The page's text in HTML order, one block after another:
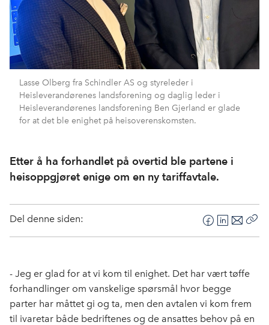
Lasse Olberg fra Schindler AS og styreleder i
Heisleverandørenes landsforening og daglig leder i
Heisleverandørenes landsforening Ben Gjerland er glade
for at det ble enighet på heisoverenskomsten.
Etter å ha forhandlet på overtid ble partene i
heisoppgjøret enige om en ny tariffavtale.
Del denne siden:
F
a
e
b
o
o
L
i
k
e
E
-
o
t
- Jeg er glad for at vi kom til enighet. Det har vært tøffe
forhandlinger om vanskelige spørsmål hvor begge
parter har måttet gi og ta, men den avtalen vi kom frem
til ivaretar både bedriftenes og de ansattes behov på en